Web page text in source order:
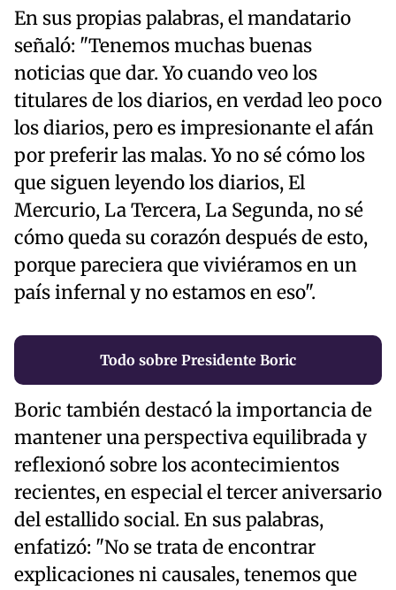
En sus propias palabras, el mandatario
señaló: "Tenemos muchas buenas
noticias que dar. Yo cuando veo los
titulares de los diarios, en verdad leo poco
los diarios, pero es impresionante el afán
por preferir las malas. Yo no sé cómo los
que siguen leyendo los diarios, El
Mercurio, La Tercera, La Segunda, no sé
cómo queda su corazón después de esto,
porque pareciera que viviéramos en un
país infernal y no estamos en eso".
Todo sobre Presidente Boric
Boric también destacó la importancia de
mantener una perspectiva equilibrada y
reflexionó sobre los acontecimientos
recientes, en especial el tercer aniversario
del estallido social. En sus palabras,
enfatizó: "No se trata de encontrar
explicaciones ni causales, tenemos que